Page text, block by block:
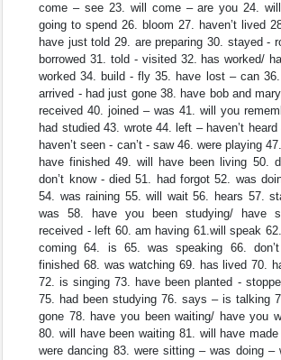
come – see 23. will come – are you 24.
going to spend 26. bloom 27. haven’t lived
have just told 29. are preparing 30. stayed -
borrowed 31. told - visited 32. has worked/
worked 34. build - fly 35. have lost – can 36.
arrived - had just gone 38. have bob and
received 40. joined – was 41. will you
had studied 43. wrote 44. left – haven’t
haven’t seen - can’t - saw 46. were playing
have finished 49. will have been living 50.
don’t know - died 51. had forgot 52. was
54. was raining 55. will wait 56. hears 57.
was 58. have you been studying/ have
received - left 60. am having 61.will speak
coming 64. is 65. was speaking 66.
finished 68. was watching 69. has lived 70.
72. is singing 73. have been planted -
75. had been studying 76. says – is talking
gone 78. have you been waiting/ have you
80. will have been waiting 81. will have
were dancing 83. were sitting – was doing –